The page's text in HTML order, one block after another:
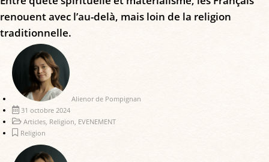
renouent avec l’au-delà, mais loin de la religion
traditionnelle.
Alienor de Pompignan
31 octobre 2024
Articles, Religion, EVENEMENT
Religion